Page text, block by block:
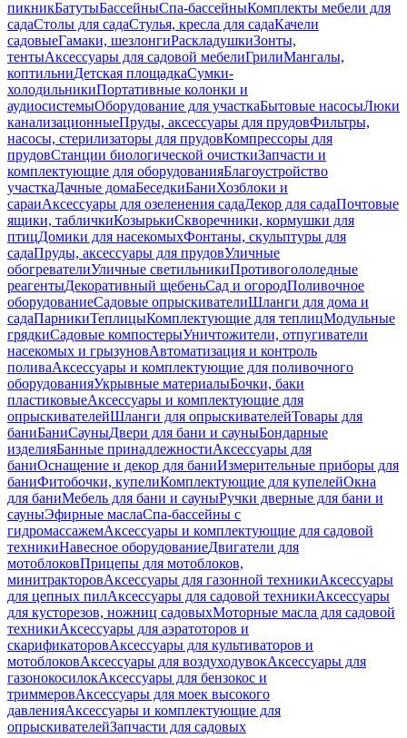
пикникБатутыБассейныСпа-бассейныКомплекты мебели для
садаСтолы для садаСтулья, кресла для садаКачели
садовыеГамаки, шезлонгиРаскладушкиЗонты,
тентыАксессуары для садовой мебелиГрилиМангалы,
коптильниДетская площадкаСумки-
холодильникиПортативные колонки и
аудиосистемыОборудование для участкаБытовые насосыЛюки
канализационныеПруды, аксессуары для прудовФильтры,
насосы, стерилизаторы для прудовКомпрессоры для
прудовСтанции биологической очисткиЗапчасти и
комплектующие для оборудованияБлагоустройство
участкаДачные домаБеседкиБаниХозблоки и
сараиАксессуары для озеленения садаДекор для садаПочтовые
ящики, табличкиКозырькиСкворечники, кормушки для
птицДомики для насекомыхФонтаны, скульптуры для
садаПруды, аксессуары для прудовУличные
обогревателиУличные светильникиПротивогололедные
реагентыДекоративный щебеньСад и огородПоливочное
оборудованиеСадовые опрыскивателиШланги для дома и
садаПарникиТеплицыКомплектующие для теплицМодульные
грядкиСадовые компостерыУничтожители, отпугиватели
насекомых и грызуновАвтоматизация и контроль
поливаАксессуары и комплектующие для поливочного
оборудованияУкрывные материалыБочки, баки
пластиковыеАксессуары и комплектующие для
опрыскивателейШланги для опрыскивателейТовары для
баниБаниСауныДвери для бани и сауныБондарные
изделияБанные принадлежностиАксессуары для
баниОснащение и декор для баниИзмерительные приборы для
баниФитобочки, купелиКомплектующие для купелейОкна
для баниМебель для бани и сауныРучки дверные для бани и
сауныЭфирные маслаСпа-бассейны с
гидромассажемАксессуары и комплектующие для садовой
техникиНавесное оборудованиеДвигатели для
мотоблоковПрицепы для мотоблоков,
минитракторовАксессуары для газонной техникиАксессуары
для цепных пилАксессуары для садовой техникиАксессуары
для кусторезов, ножниц садовыхМоторные масла для садовой
техникиАксессуары для аэратоторов и
скарификаторовАксессуары для культиваторов и
мотоблоковАксессуары для воздуходувокАксессуары для
газонокосилокАксессуары для бензокос и
триммеровАксессуары для моек высокого
давленияАксессуары и комплектующие для
опрыскивателейЗапчасти для садовых